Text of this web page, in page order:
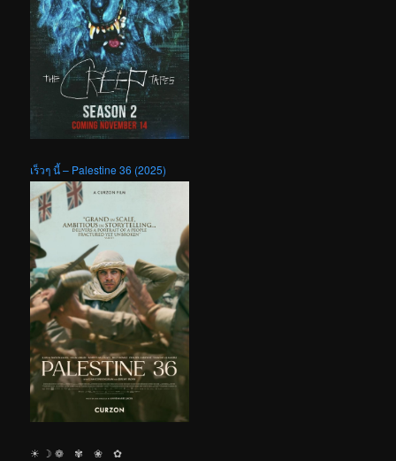
เร็วๆ นี้ – Palestine 36 (2025)
☀︎ ☽ ❁ ✾ ❀ ✿